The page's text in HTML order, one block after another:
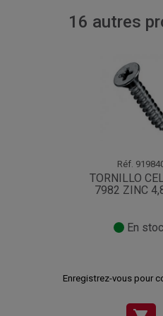
16 autres
Réf.
TORNILLO
7982 ZINC
En
Enregistrez-vous pour